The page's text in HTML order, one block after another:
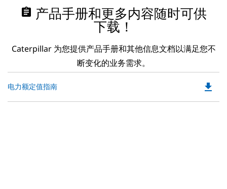
assignment 产品手册和更多内容随时可供
下载！
Caterpillar 为您提供产品手册和其他信息文档以满足您不
断变化的业务需求。
电力额定值指南 file_download